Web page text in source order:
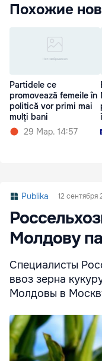
Похожие
Partidele ce
promovează femeile în
politică vor primi mai
mulți bani
29 Мар. 14:57
Publika 12 сентября
Молдову
Специалисты
ввоз зерна
Молдовы в